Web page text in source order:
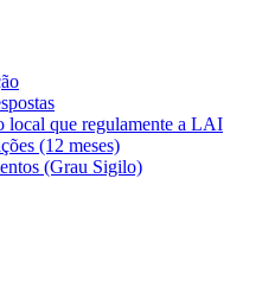
local que regulamente a LAI
(12 meses)
(Grau Sigilo)